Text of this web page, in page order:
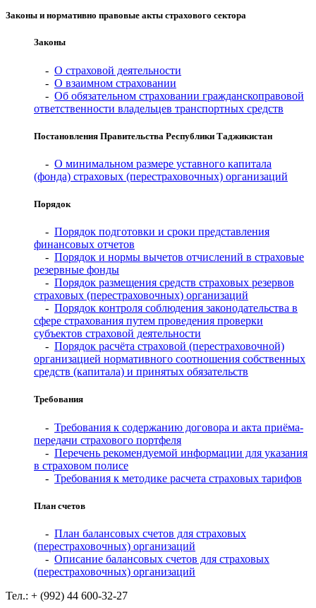
Законы и нормативно правовые акты страхового сектора
Законы
- О страховой деятельности
- О взаимном страховании
- Об обязательном страховании гражданскоправовой
ответственности владельцев транспортных средств
Постановления Правительства Республики Таджикистан
- О минимальном размере уставного капитала
(фонда) страховых (перестраховочных) организаций
Порядок
- Порядок подготовки и сроки представления
финансовых отчетов
- Порядок и нормы вычетов отчислений в страховые
резервные фонды
- Порядок размещения средств страховых резервов
страховых (перестраховочных) организаций
- Порядок контроля соблюдения законодательства в
сфере страхования путем проведения проверки
субъектов страховой деятельности
- Порядок расчёта страховой (перестраховочной)
организацией нормативного соотношения собственных
средств (капитала) и принятых обязательств
Требования
- Требования к содержанию договора и акта приёма-
передачи страхового портфеля
- Перечень рекомендуемой информации для указания
в страховом полисе
- Требования к методике расчета страховых тарифов
План счетов
- План балансовых счетов для страховых
(перестраховочных) организаций
- Описание балансовых счетов для страховых
(перестраховочных) организаций
Тел.: + (992) 44 600-32-27